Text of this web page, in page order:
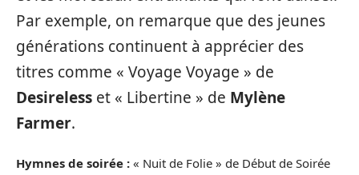
Par exemple, on remarque que des jeunes
générations continuent à apprécier des
titres comme « Voyage Voyage » de
Desireless et « Libertine » de Mylène
Farmer.
Hymnes de soirée : « Nuit de Folie » de Début de Soirée